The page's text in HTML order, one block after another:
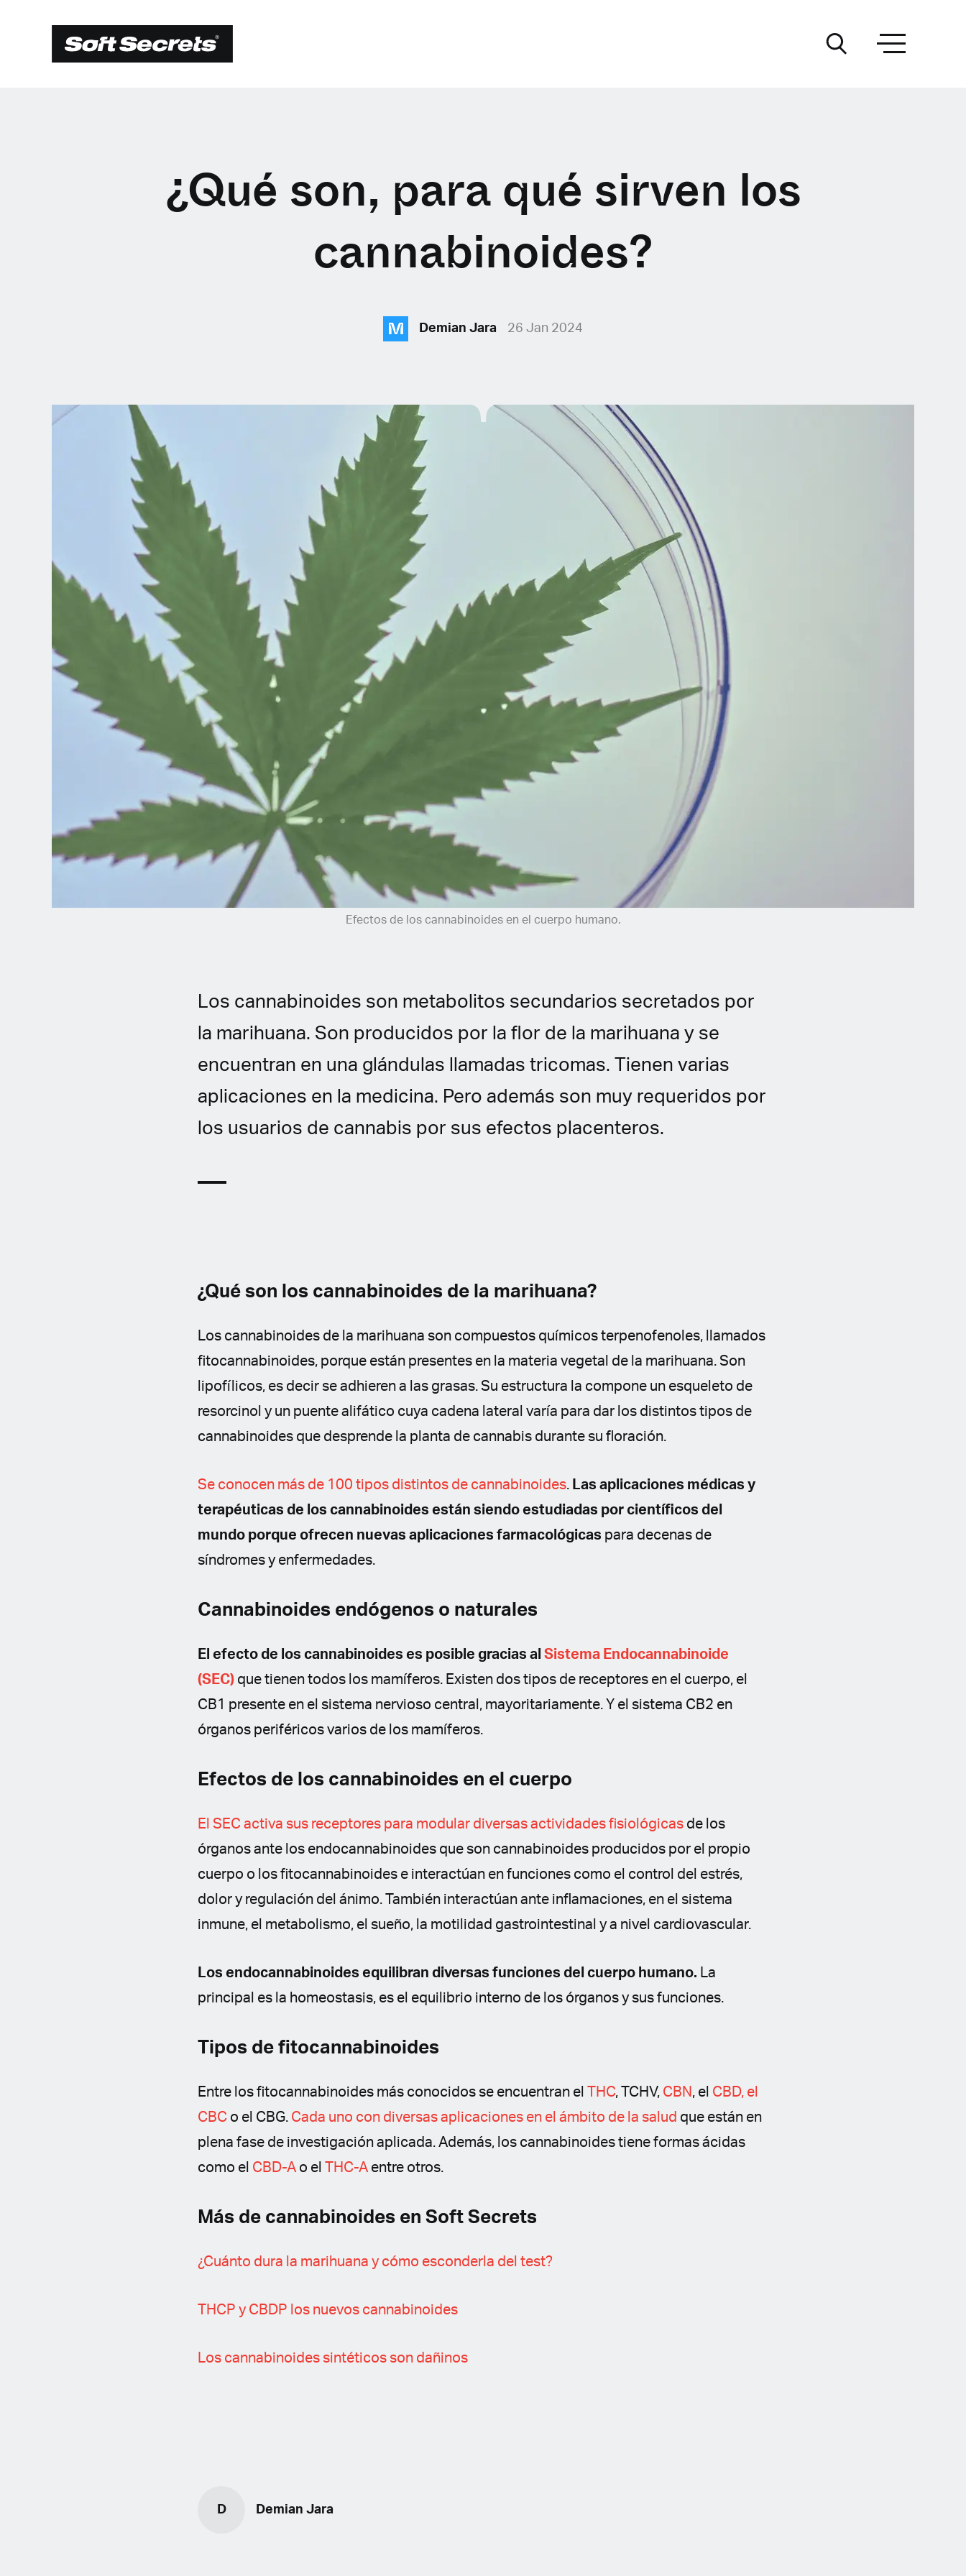
ELIGE TU
UBICACIÓN
English (United Kingdom)
English (United States)
Spanish (Spain)
Spanish (Latin America)
German
Czech
Polish
¿Qué son, para qué sirven los
cannabinoides?
M Demian Jara 26 Jan 2024
Efectos de los cannabinoides en el cuerpo humano.
Los cannabinoides son metabolitos secundarios secretados por
la marihuana. Son producidos por la flor de la marihuana y se
encuentran en una glándulas llamadas tricomas. Tienen varias
aplicaciones en la medicina. Pero además son muy requeridos por
los usuarios de cannabis por sus efectos placenteros.
¿Qué son los cannabinoides de la marihuana?
Los cannabinoides de la marihuana son compuestos químicos terpenofenoles, llamados
fitocannabinoides, porque están presentes en la materia vegetal de la marihuana. Son
lipofílicos, es decir se adhieren a las grasas. Su estructura la compone un esqueleto de
resorcinol y un puente alifático cuya cadena lateral varía para dar los distintos tipos de
cannabinoides que desprende la planta de cannabis durante su floración.
Se conocen más de 100 tipos distintos de cannabinoides. Las aplicaciones médicas y
terapéuticas de los cannabinoides están siendo estudiadas por científicos del
mundo porque ofrecen nuevas aplicaciones farmacológicas para decenas de
síndromes y enfermedades.
Cannabinoides endógenos o naturales
El efecto de los cannabinoides es posible gracias alSistema Endocannabinoide
(SEC) que tienen todos los mamíferos. Existen dos tipos de receptores en el cuerpo, el
CB1 presente en el sistema nervioso central, mayoritariamente. Y el sistema CB2 en
órganos periféricos varios de los mamíferos.
Efectos de los cannabinoides en el cuerpo
El SEC activa sus receptores para modular diversas actividades fisiológicas de los
órganos ante los endocannabinoides que son cannabinoides producidos por el propio
cuerpo o los fitocannabinoides e interactúan en funciones como el control del estrés,
dolor y regulación del ánimo. También interactúan ante inflamaciones, en el sistema
inmune, el metabolismo, el sueño, la motilidad gastrointestinal y a nivel cardiovascular.
Los endocannabinoides equilibran diversas funciones del cuerpo humano. La
principal es la homeostasis, es el equilibrio interno de los órganos y sus funciones.
Tipos de fitocannabinoides
Entre los fitocannabinoides más conocidos se encuentran el THC, TCHV, CBN , el CBD, el
CBC o el CBG. Cada uno con diversas aplicaciones en el ámbito de la salud que están en
plena fase de investigación aplicada. Además, los cannabinoides tiene formas ácidas
como el CBD-A o el THC-A entre otros.
Más de cannabinoides en Soft Secrets
¿Cuánto dura la marihuana y cómo esconderla del test?
THCP y CBDP los nuevos cannabinoides
Los cannabinoides sintéticos son dañinos
D Demian Jara